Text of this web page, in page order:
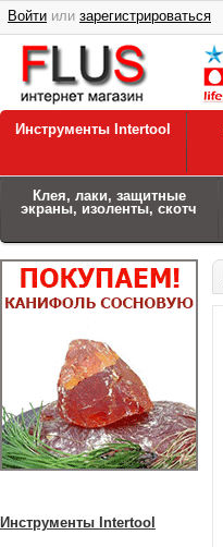
Войти или зарегистрироваться
Инструменты Intertool
Клея, лаки, защитные
экраны, изоленты, скотч
Инструменты Intertool